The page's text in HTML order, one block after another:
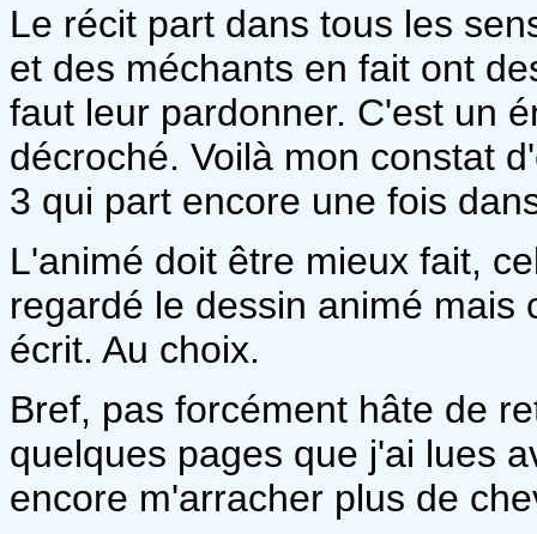
Le récit part dans tous les
et des méchants en fait ont
faut leur pardonner. C'est un
décroché. Voilà mon constat
3 qui part encore une fois
L'animé doit être mieux fait,
regardé le dessin animé mais
écrit. Au choix.
Bref, pas forcément hâte de
quelques pages que j'ai lues
encore m'arracher plus de